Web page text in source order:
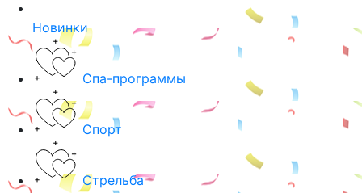
Новинки
Спа-программы
Спорт
Стрельба